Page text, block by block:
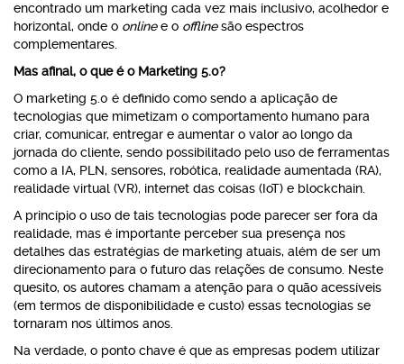
encontrado um marketing cada vez mais inclusivo, acolhedor e
horizontal, onde o onlinee o offlinesão espectros
complementares.
Mas afinal, o que é o Marketing 5.0?
O marketing 5.0 é definido como sendo a aplicação de
tecnologias que mimetizam o comportamento humano para
criar, comunicar, entregar e aumentar o valor ao longo da
jornada do cliente, sendo possibilitado pelo uso de ferramentas
como a IA, PLN, sensores, robótica, realidade aumentada (RA),
realidade virtual (VR), internet das coisas (IoT) e blockchain.
A princípio o uso de tais tecnologias pode parecer ser fora da
realidade, mas é importante perceber sua presença nos
detalhes das estratégias de marketing atuais, além de ser um
direcionamento para o futuro das relações de consumo. Neste
quesito, os autores chamam a atenção para o quão acessíveis
(em termos de disponibilidade e custo) essas tecnologias se
tornaram nos últimos anos.
Na verdade, o ponto chave é que as empresas podem utilizar